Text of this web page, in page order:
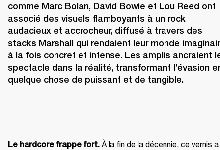
comme Marc Bolan, David Bowie et Lou Reed ont
associé des visuels flamboyants à un rock
audacieux et accrocheur, diffusé à travers des
stacks Marshall qui rendaient leur monde
à la fois concret et intense. Les amplis ancraient
spectacle dans la réalité, transformant l’évasion
quelque chose de puissant et de tangible.
Le hardcore frappe fort. À la fin de la décennie, ce vernis a